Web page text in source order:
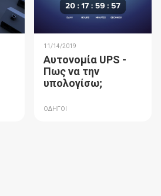
11/14/2019
Αυτονομία UPS -
Πως να την
υπολογίσω;
ΟΔΗΓΟΙ